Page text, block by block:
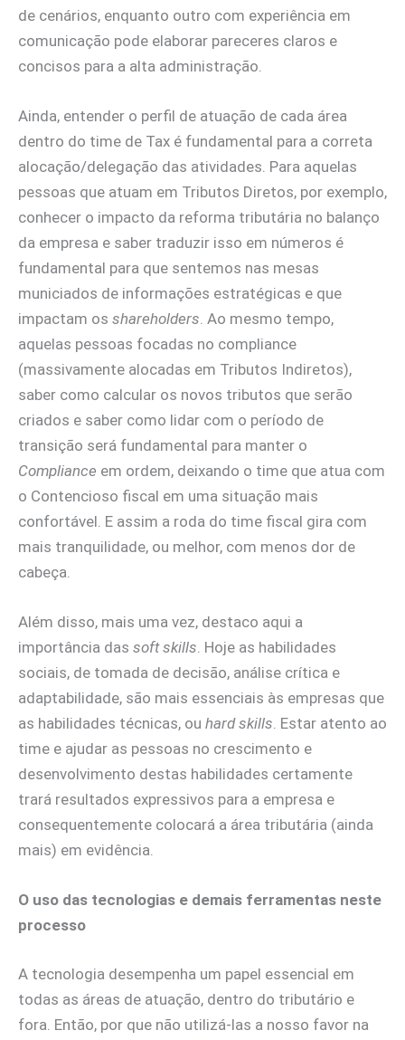
de cenários, enquanto outro com experiência em
comunicação pode elaborar pareceres claros e
concisos para a alta administração.
Ainda, entender o perfil de atuação de cada área
dentro do time de Tax é fundamental para a correta
alocação/delegação das atividades. Para aquelas
pessoas que atuam em Tributos Diretos, por exemplo,
conhecer o impacto da reforma tributária no balanço
da empresa e saber traduzir isso em números é
fundamental para que sentemos nas mesas
municiados de informações estratégicas e que
impactam os shareholders . Ao mesmo tempo,
aquelas pessoas focadas no compliance
(massivamente alocadas em Tributos Indiretos),
saber como calcular os novos tributos que serão
criados e saber como lidar com o período de
transição será fundamental para manter o
Compliance em ordem, deixando o time que atua com
o Contencioso fiscal em uma situação mais
confortável. E assim a roda do time fiscal gira com
mais tranquilidade, ou melhor, com menos dor de
cabeça.
Além disso, mais uma vez, destaco aqui a
importância das soft skills. Hoje as habilidades
sociais, de tomada de decisão, análise crítica e
adaptabilidade, são mais essenciais às empresas que
as habilidades técnicas, ou hard skills. Estar atento ao
time e ajudar as pessoas no crescimento e
desenvolvimento destas habilidades certamente
trará resultados expressivos para a empresa e
consequentemente colocará a área tributária (ainda
mais) em evidência.
O uso das tecnologias e demais ferramentas neste
processo
A tecnologia desempenha um papel essencial em
todas as áreas de atuação, dentro do tributário e
fora. Então, por que não utilizá-las a nosso favor na